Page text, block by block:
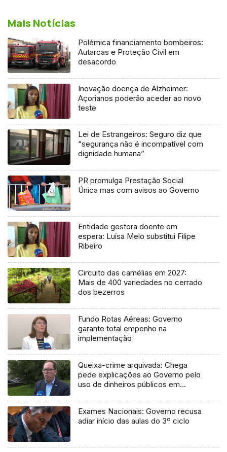
Mais Notícias
Polémica financiamento bombeiros:
Autarcas e Proteção Civil em
desacordo
Inovação doença de Alzheimer:
Açorianos poderão aceder ao novo
teste
Lei de Estrangeiros: Seguro diz que
“segurança não é incompatível com
dignidade humana”
PR promulga Prestação Social
Única mas com avisos ao Governo
Entidade gestora doente em
espera: Luísa Melo substitui Filipe
Ribeiro
Circuito das camélias em 2027:
Mais de 400 variedades no cerrado
dos bezerros
Fundo Rotas Aéreas: Governo
garante total empenho na
implementação
Queixa-crime arquivada: Chega
pede explicações ao Governo pelo
uso de dinheiros públicos em
Exames Nacionais: Governo recusa
adiar início das aulas do 3º ciclo